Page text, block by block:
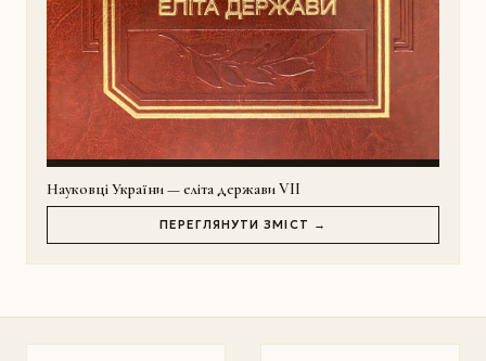
Науковці України — еліта держави VII
ПЕРЕГЛЯНУТИ ЗМІСТ →